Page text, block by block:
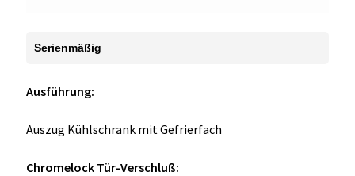
Serienmäßig
Ausführung:
Auszug Kühlschrank mit Gefrierfach
Chromelock Tür-Verschluß: